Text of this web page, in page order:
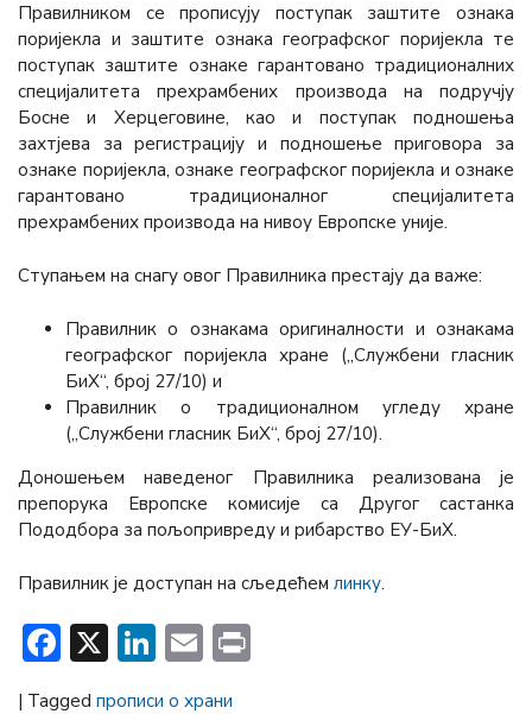
Правилником се прописују поступак заштите ознака
поријекла и заштите ознака географског поријекла те
поступак заштите ознаке гарантовано традиционалних
специјалитета прехрамбених производа на подручју
Босне и Херцеговине, као и поступак подношења
захтјева за регистрацију и подношење приговора за
ознаке поријекла, ознаке географског поријекла и ознаке
гарантовано традиционалног специјалитета
прехрамбених производа на нивоу Европске уније.
Ступањем на снагу овог Правилника престају да важе:
Правилник о ознакама оригиналности и ознакама
географског поријекла хране („Службени гласник
БиХ“, број 27/10) и
Правилник о традиционалном угледу хране
(„Службени гласник БиХ“, број 27/10).
Доношењем наведеног Правилника реализована је
препорука Европске комисије са Другог састанка
Пододбора за пољопривреду и рибарство ЕУ-БиХ.
Правилник је доступан на сљедећем линку.
Facebook
X LinkedIn
Email
| Tagged прописи о храни